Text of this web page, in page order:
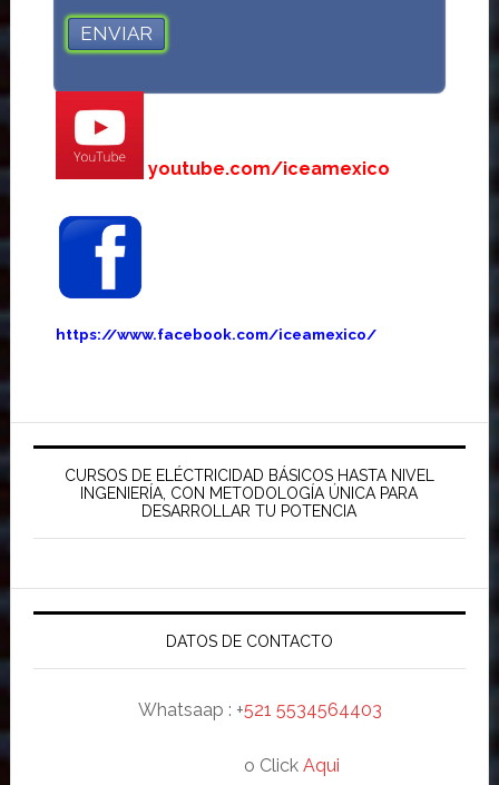
youtube.com/iceamexico
https://www.facebook.com/iceamexico/
Barra
lateral
principal
CURSOS DE ELÉCTRICIDAD BÁSICOS HASTA NIVEL
INGENIERÍA, CON METODOLOGÍA ÚNICA PARA
DESARROLLAR TU POTENCIA
DATOS DE CONTACTO
Whatsaap : +521 5534564403
o Click Aqui